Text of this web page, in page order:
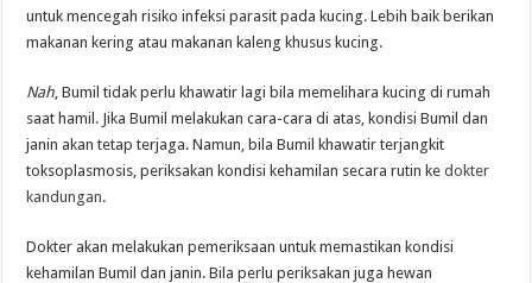
untuk mencegah risiko infeksi parasit pada kucing. Lebih baik berikan
makanan kering atau makanan kaleng khusus kucing.
Nah , Bumil tidak perlu khawatir lagi bila memelihara kucing di rumah
saat hamil. Jika Bumil melakukan cara-cara di atas, kondisi Bumil dan
janin akan tetap terjaga. Namun, bila Bumil khawatir terjangkit
toksoplasmosis, periksakan kondisi kehamilan secara rutin kedokter
kandungan.
Dokter akan melakukan pemeriksaan untuk memastikan kondisi
kehamilan Bumil dan janin. Bila perlu periksakan juga hewan